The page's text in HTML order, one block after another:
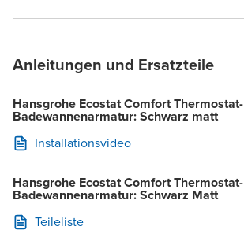
Anleitungen und Ersatzteile
Hansgrohe Ecostat Comfort Thermostat-
Badewannenarmatur: Schwarz matt
Installationsvideo
Hansgrohe Ecostat Comfort Thermostat-
Badewannenarmatur: Schwarz Matt
Teileliste